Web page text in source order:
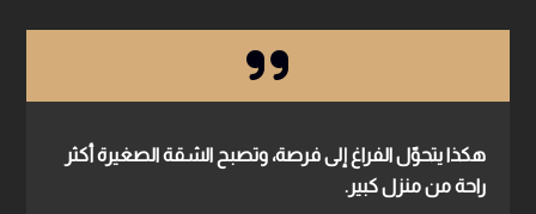
هكذا يتحوّل الفراغ إلى فرصة، وتصبح الشقة الصغيرة أكثر
راحة من منزل كبير.